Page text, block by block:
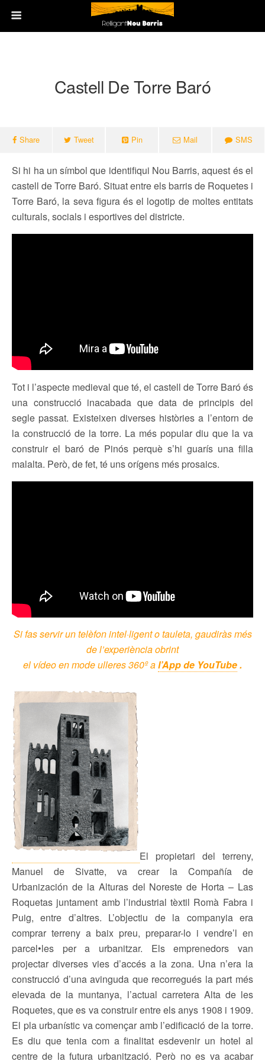
Castell De Torre Baró
Share Tweet Pin Mail SMS
Si hi ha un símbol que identifiqui Nou Barris, aquest és el
castell de Torre Baró. Situat entre els barris de Roquetes i
Torre Baró, la seva figura és el logotip de moltes entitats
culturals, socials i esportives del districte.
Tot i l’aspecte medieval que té, el castell de Torre Baró és
una construcció inacabada que data de principis del
segle passat. Existeixen diverses històries a l’entorn de
la construcció de la torre. La més popular diu que la va
construir el baró de Pinós perquè s’hi guarís una filla
malalta. Però, de fet, té uns orígens més prosaics.
Si fas servir un telèfon intel·ligent o tauleta, gaudiràs més
de l’experiència obrint
el vídeo en mode ulleres 360º al’App de YouTube.
El propietari del terreny,
Manuel de Sivatte, va crear la Compañía de
Urbanización de la Alturas del Noreste de Horta – Las
Roquetas juntament amb l’industrial tèxtil Romà Fabra i
Puig, entre d’altres. L’objectiu de la companyia era
comprar terreny a baix preu, preparar-lo i vendre’l en
parcel•les per a urbanitzar. Els emprenedors van
projectar diverses vies d’accés a la zona. Una n’era la
construcció d’una avinguda que recorregués la part més
elevada de la muntanya, l’actual carretera Alta de les
Roquetes, que es va construir entre els anys 1908 i 1909.
El pla urbanístic va començar amb l’edificació de la torre.
Es diu que tenia com a finalitat esdevenir un hotel al
centre de la futura urbanització. Però no es va acabar